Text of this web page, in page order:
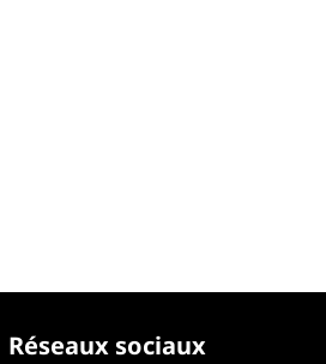
Réseaux sociaux